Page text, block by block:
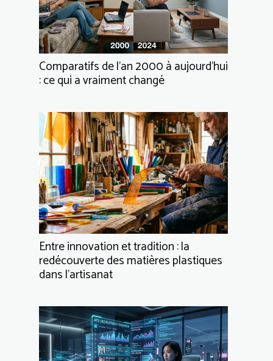
Comparatifs de l’an 2000 à aujourd’hui
: ce qui a vraiment changé
Entre innovation et tradition : la
redécouverte des matières plastiques
dans l’artisanat